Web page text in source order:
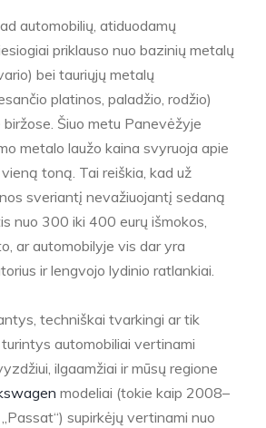
automobilių, atiduodamų
priklauso nuo bazinių metalų
bei tauriųjų metalų
platinos, paladžio, rodžio)
Šiuo metu Panevėžyje
metalo laužo kaina svyruoja apie
toną. Tai reiškia, kad už
sveriantį nevažiuojantį sedaną
nuo 300 iki 400 eurų išmokos,
ar automobilyje vis dar yra
ir lengvojo lydinio ratlankiai.
techniškai tvarkingi ar tik
automobiliai vertinami
ilgaamžiai ir mūsų regione
modeliai (tokie kaip 2008–
supirkėjų vertinami nuo